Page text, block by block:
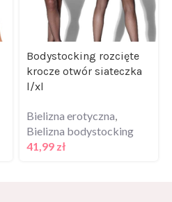
Bodystocking rozcięte
krocze otwór siateczka
l/xl
Bielizna erotyczna
Bielizna bodystocking
41,99 zł